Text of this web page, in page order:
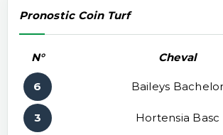
Pronostic Coin Turf
N° Cheval
6 Baileys Bachelor
3 Hortensia Basc